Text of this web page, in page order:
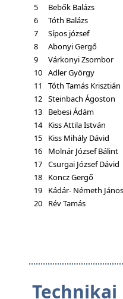
5
Bebők Balázs
6
Tóth Balázs
7
Sípos józsef
8
Abonyi Gergő
9
Várkonyi Zsombor
10 Adler György
11
Tóth Tamás Krisztián
12 Steinbach Ágoston
13
Bebesi Ádám
14 Kiss Attila István
15
Kiss Mihály Dávid
16
Molnár József Bálint
17 Csurgai József Dávid
18
Koncz Gergő
19
Kádár- Németh János
20
Rév Tamás